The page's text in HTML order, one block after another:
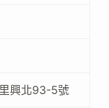
興北93-5號